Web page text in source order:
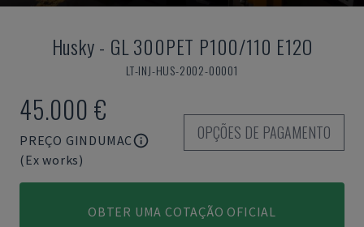
Husky- GL 300PET P100/110 E12O
LT-INJ-HUS-2002-00001
45.000 €
PREÇO GINDUMAC
(Ex works)
OPÇÕES DE PAGAMENTO
OBTER UMA COTAÇÃO OFICIAL